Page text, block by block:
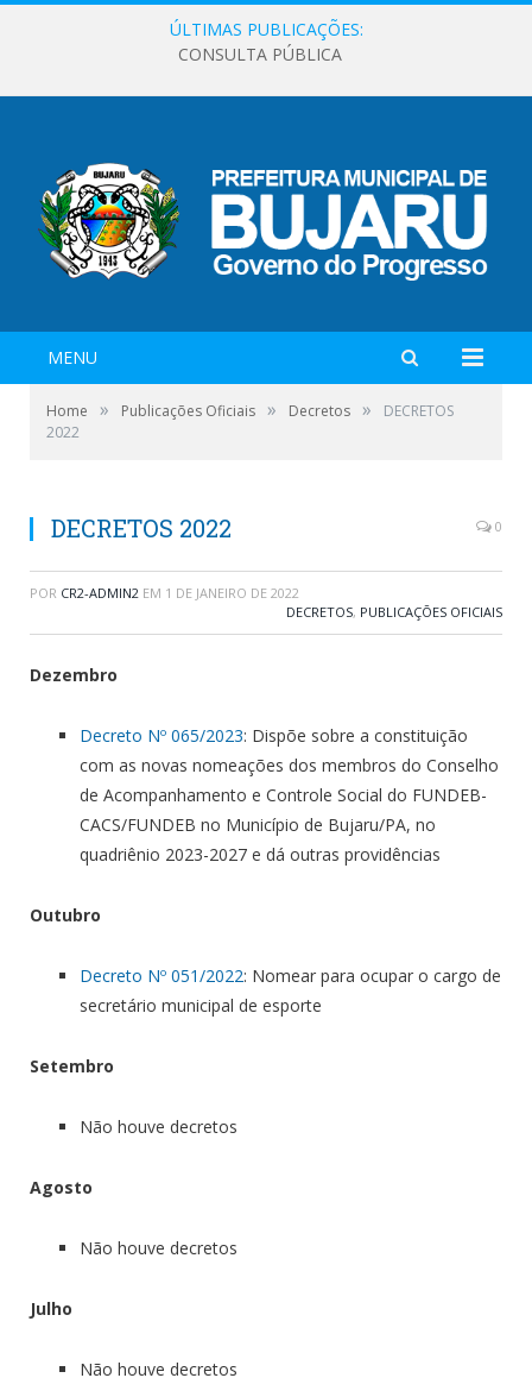
ÚLTIMAS PUBLICAÇÕES:
CONSULTA PÚBLICA
MENU
Home » Publicações Oficiais » Decretos »
DECRETOS
2022
DECRETOS 2022 0
POR CR2-ADMIN2 EM 1 DE JANEIRO DE 2022
DECRETOS, PUBLICAÇÕES OFICIAIS
Dezembro
Decreto Nº 065/2023: Dispõe sobre a constituição
com as novas nomeações dos membros do Conselho
de Acompanhamento e Controle Social do FUNDEB-
CACS/FUNDEB no Município de Bujaru/PA, no
quadriênio 2023-2027 e dá outras providências
Outubro
Decreto Nº 051/2022: Nomear para ocupar o cargo de
secretário municipal de esporte
Setembro
Não houve decretos
Agosto
Não houve decretos
Julho
Não houve decretos